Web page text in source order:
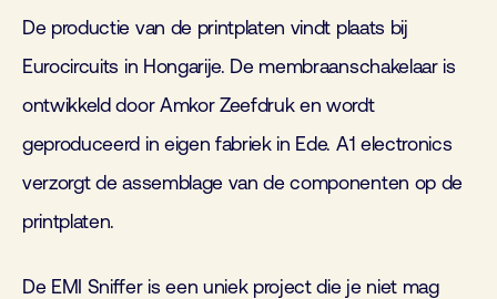
De productie van de printplaten vindt plaats bij
Eurocircuits in Hongarije. De membraanschakelaar is
ontwikkeld door Amkor Zeefdruk en wordt
geproduceerd in eigen fabriek in Ede. A1 electronics
verzorgt de assemblage van de componenten op de
printplaten.
De EMI Sniffer is een uniek project die je niet mag